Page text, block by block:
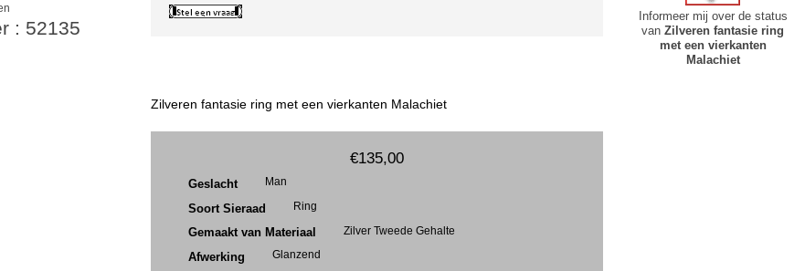
: 52135
Zilveren fantasie ring met een vierkanten Malachiet
€135,00
Geslacht Man
Soort Sieraad Ring
Gemaakt van Materiaal Zilver Tweede Gehalte
Afwerking Glanzend
Informeer mij over de status
vanZilveren fantasie ring
met een vierkanten
Malachiet